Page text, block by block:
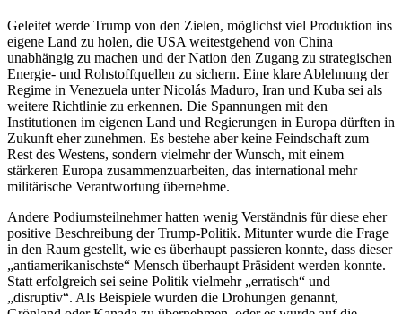
Geleitet werde Trump von den Zielen, möglichst viel Produktion ins
eigene Land zu holen, die USA weitestgehend von China
unabhängig zu machen und der Nation den Zugang zu strategischen
Energie- und Rohstoffquellen zu sichern. Eine klare Ablehnung der
Regime in Venezuela unter Nicolás Maduro, Iran und Kuba sei als
weitere Richtlinie zu erkennen. Die Spannungen mit den
Institutionen im eigenen Land und Regierungen in Europa dürften in
Zukunft eher zunehmen. Es bestehe aber keine Feindschaft zum
Rest des Westens, sondern vielmehr der Wunsch, mit einem
stärkeren Europa zusammenzuarbeiten, das international mehr
militärische Verantwortung übernehme.
Andere Podiumsteilnehmer hatten wenig Verständnis für diese eher
positive Beschreibung der Trump-Politik. Mitunter wurde die Frage
in den Raum gestellt, wie es überhaupt passieren konnte, dass dieser
„antiamerikanischste“ Mensch überhaupt Präsident werden konnte.
Statt erfolgreich sei seine Politik vielmehr „erratisch“ und
„disruptiv“. Als Beispiele wurden die Drohungen genannt,